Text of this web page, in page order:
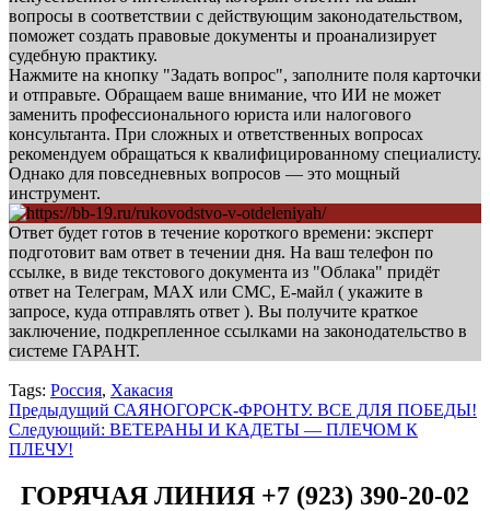
вопросы в соответствии с действующим законодательством,
поможет создать правовые документы и проанализирует
судебную практику.
Нажмите на кнопку "Задать вопрос", заполните поля карточки
и отправьте. Обращаем ваше внимание, что ИИ не может
заменить профессионального юриста или налогового
консультанта. При сложных и ответственных вопросах
рекомендуем обращаться к квалифицированному специалисту.
Однако для повседневных вопросов — это мощный
инструмент.
Ответ будет готов в течение короткого времени: эксперт
подготовит вам ответ в течении дня. На ваш телефон по
ссылке, в виде текстового документа из "Облака" придёт
ответ на Телеграм, МАХ или СМС, Е-майл ( укажите в
запросе, куда отправлять ответ ). Вы получите краткое
заключение, подкрепленное ссылками на законодательство в
системе ГАРАНТ.
Tags: Россия, Хакасия
Навигация
записи
Предыдущий САЯНОГОРСК-ФРОНТУ. ВСЕ ДЛЯ ПОБЕДЫ!
Следующий: ВЕТЕРАНЫ И КАДЕТЫ — ПЛЕЧОМ К
ПЛЕЧУ!
ГОРЯЧАЯ ЛИНИЯ +7 (923) 390-20-02